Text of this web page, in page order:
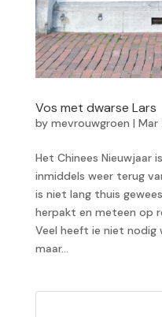
Vos met dwarse Lars
by mevrouwgroen | Mar
Het Chinees Nieuwjaar
inmiddels weer terug
is niet lang thuis
herpakt en meteen op
Veel heeft ie niet nodig
maar...